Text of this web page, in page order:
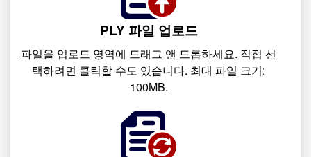
PLY 파일 업로드
파일을 업로드 영역에 드래그 앤 드롭하세요. 직접 선
택하려면 클릭할 수도 있습니다. 최대 파일 크기:
100MB.